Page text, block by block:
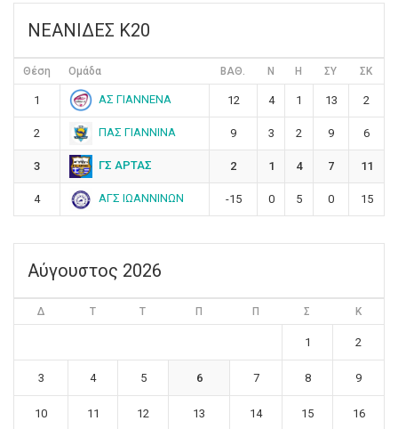
ΝΕΑΝΙΔΕΣ Κ20
Θέση Ομάδα ΒΑΘ. Ν Η ΣΥ ΣΚ
1 ΑΣ ΓΙΑΝΝΕΝΑ 12 4 1 13 2
2 ΠΑΣ ΓΙΑΝΝΙΝΑ 9 3 2 9 6
3 ΓΣ ΑΡΤΑΣ 2 1 4 7 11
4 ΑΓΣ ΙΩΑΝΝΙΝΩΝ -15 0 5 0 15
Αύγουστος 2026
Δ Τ Τ Π Π Σ Κ
1 2
3 4 5 6 7 8 9
10 11 12 13 14 15 16